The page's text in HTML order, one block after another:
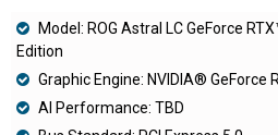
Model: ROG Astral LC GeForce
Edition
Graphic Engine: NVIDIA® GeForce
AI Performance: TBD